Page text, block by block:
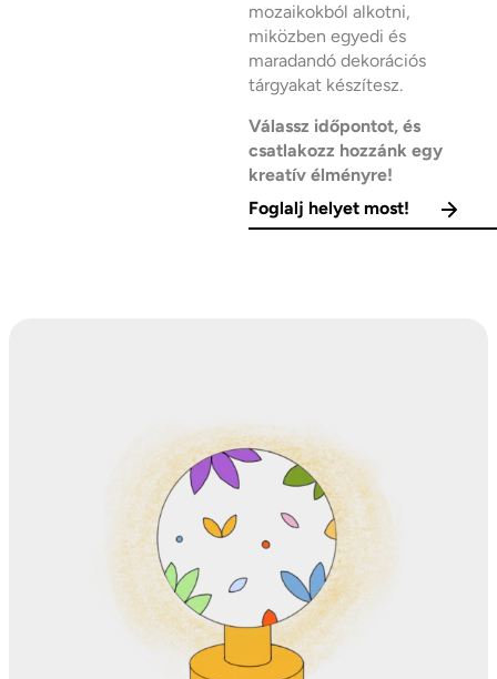
mozaikokból alkotni,
miközben egyedi és
maradandó dekorációs
tárgyakat készítesz.
Válassz időpontot, és
csatlakozz hozzánk egy
kreatív élményre!
Foglalj helyet most!